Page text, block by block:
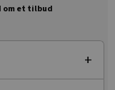
om et tilbud